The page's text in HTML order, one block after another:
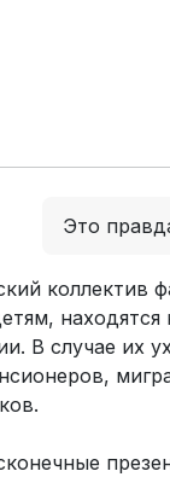
Это
коллектив
находятся
В случае их